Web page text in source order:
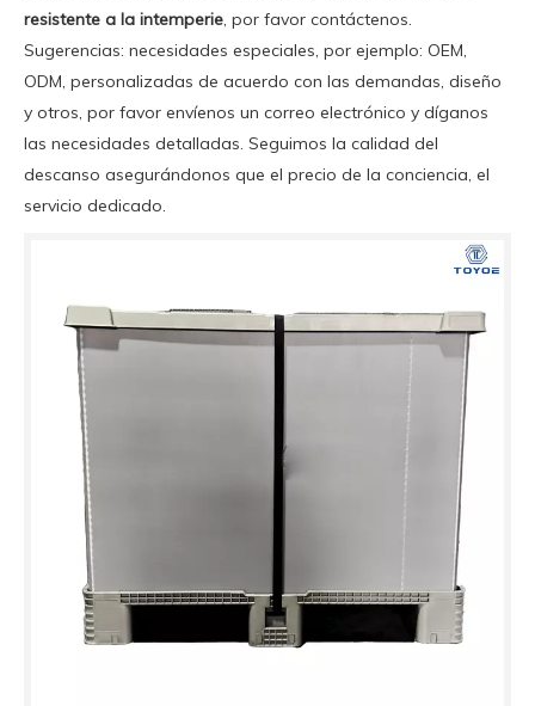
resistente a la intemperie, por favor contáctenos.
Sugerencias: necesidades especiales, por ejemplo: OEM,
ODM, personalizadas de acuerdo con las demandas, diseño
y otros, por favor envíenos un correo electrónico y díganos
las necesidades detalladas. Seguimos la calidad del
descanso asegurándonos que el precio de la conciencia, el
servicio dedicado.